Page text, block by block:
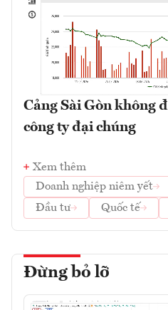
Cảng Sài Gòn không
công ty đại chúng
Xem thêm
Doanh nghiệp niêm yết
Đầu tư
Quốc tế
Đừng bỏ lỡ